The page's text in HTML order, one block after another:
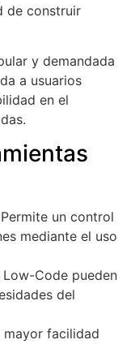
de construir
y demandada
a usuarios
en el
un control
mediante el uso
Code pueden
del
mayor facilidad